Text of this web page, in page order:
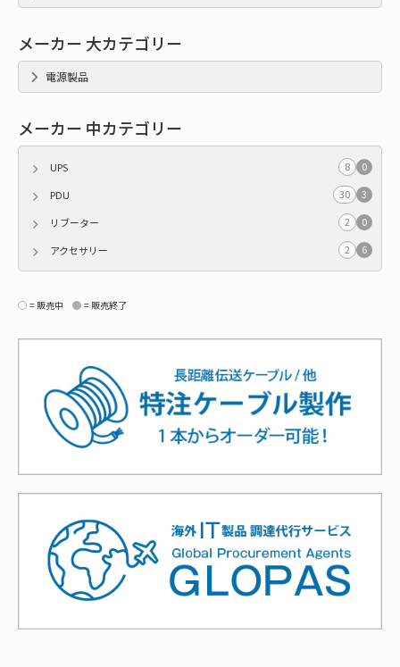
メーカー 大カテゴリー
電源製品
メーカー 中カテゴリー
UPS 8
0
PDU
30
3
リブーター
2
0
アクセサリー
2 6
= 販売中 = 販売終了